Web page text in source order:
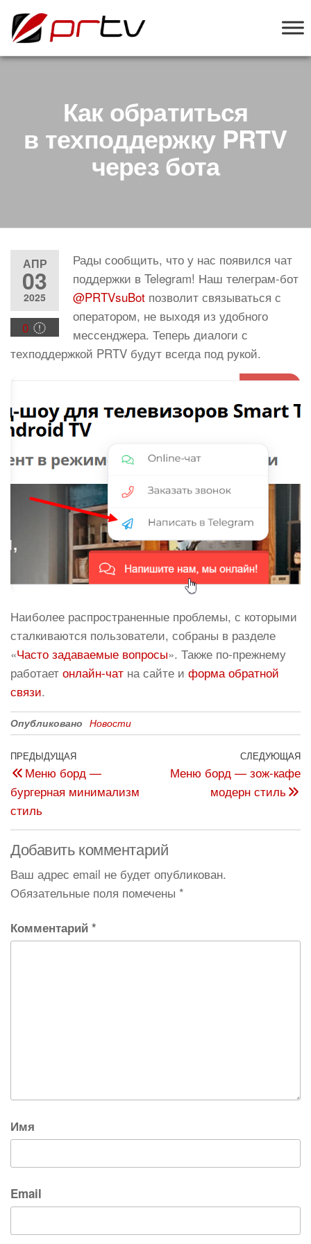
конструктор
Как обратиться
в техподдержку PRTV
через бота
АПР
03
2025
0
Рады сообщить, что у нас появился чат
поддержки в Telegram! Наш телеграм-бот
@PRTVsuBot позволит связываться с
оператором, не выходя из удобного
мессенджера. Теперь диалоги с
техподдержкой PRTV будут всегда под рукой.
Наиболее распространенные проблемы, с которыми
сталкиваются пользователи, собраны в разделе
«Часто задаваемые вопросы». Также по-прежнему
работает онлайн-чат на сайте и форма обратной
связи.
Опубликовано Новости
ПРЕДЫДУЩАЯ
Меню борд —
бургерная минимализм
стиль
СЛЕДУЮЩАЯ
Меню борд — зож-кафе
модерн стиль
Добавить комментарий
Ваш адрес email не будет опубликован.
Обязательные поля помечены *
Комментарий *
Имя
Email